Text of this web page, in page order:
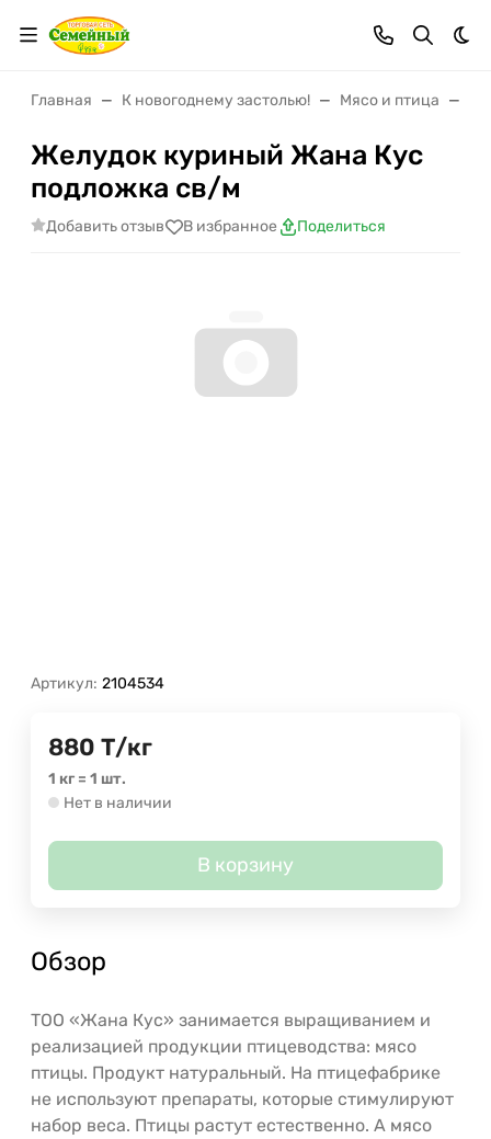
Главная К новогоднему застолью! Мясо и птица
Желудок куриный Жана Кус
подложка св/м
Добавить отзыв В избранное Поделиться
Артикул: 2104534
880 Т/кг
1 кг = 1 шт.
Нет в наличии
В корзину
Обзор
ТОО «Жана Кус» занимается выращиванием и
реализацией продукции птицеводства: мясо
птицы. Продукт натуральный. На птицефабрике
не используют препараты, которые стимулируют
набор веса. Птицы растут естественно. А мясо